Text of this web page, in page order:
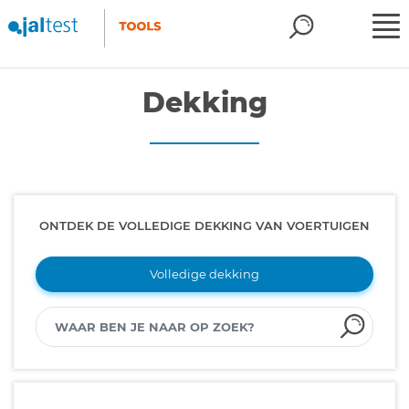
Dekking
ONTDEK DE VOLLEDIGE DEKKING VAN VOERTUIGEN
Volledige dekking